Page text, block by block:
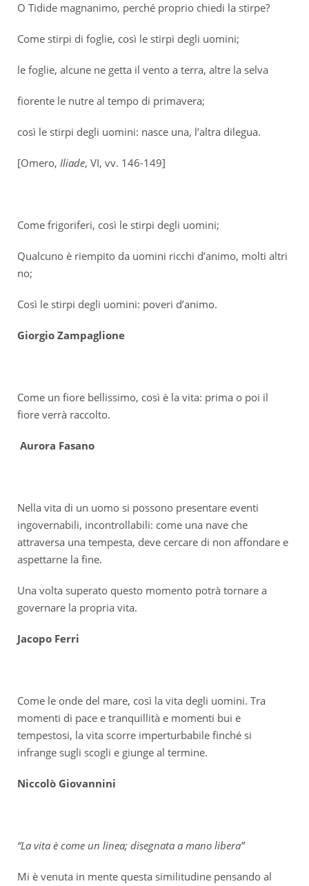
O Tidide magnanimo, perché proprio chiedi la stirpe?
Come stirpi di foglie, così le stirpi degli uomini;
le foglie, alcune ne getta il vento a terra, altre la selva
fiorente le nutre al tempo di primavera;
così le stirpi degli uomini: nasce una, l’altra dilegua.
[Omero, Iliade, VI, vv. 146-149]
Come frigoriferi, così le stirpi degli uomini;
Qualcuno è riempito da uomini ricchi d’animo, molti altri
no;
Così le stirpi degli uomini: poveri d’animo.
Giorgio Zampaglione
Come un fiore bellissimo, così è la vita: prima o poi il
fiore verrà raccolto.
Aurora Fasano
Nella vita di un uomo si possono presentare eventi
ingovernabili, incontrollabili: come una nave che
attraversa una tempesta, deve cercare di non affondare e
aspettarne la fine.
Una volta superato questo momento potrà tornare a
governare la propria vita.
Jacopo Ferri
Come le onde del mare, così la vita degli uomini. Tra
momenti di pace e tranquillità e momenti bui e
tempestosi, la vita scorre imperturbabile finché si
infrange sugli scogli e giunge al termine.
Niccolò Giovannini
“La vita è come un linea; disegnata a mano libera”
Mi è venuta in mente questa similitudine pensando al